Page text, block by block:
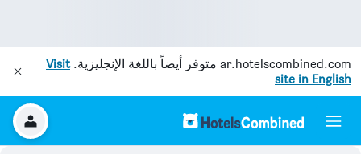
ar.hotelscombined.com متوفر أيضاً باللغة الإنجليزية.Visit
site in English